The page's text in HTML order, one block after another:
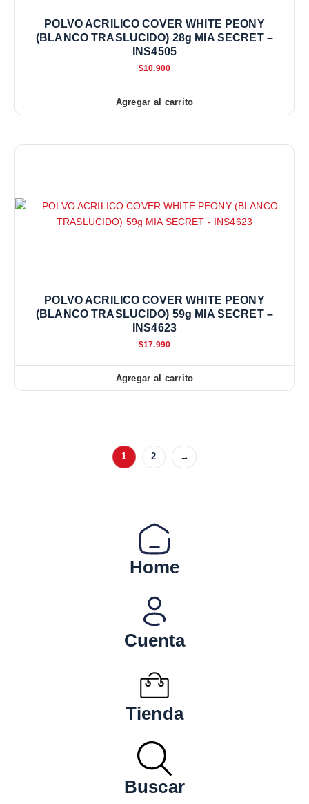
POLVO ACRILICO COVER WHITE PEONY
(BLANCO TRASLUCIDO) 28g MIA SECRET –
INS4505
$10.900
Agregar al carrito
POLVO ACRILICO COVER WHITE PEONY
(BLANCO TRASLUCIDO) 59g MIA SECRET –
INS4623
$17.990
Agregar al carrito
1 2 →
Home
Cuenta
Tienda
Buscar